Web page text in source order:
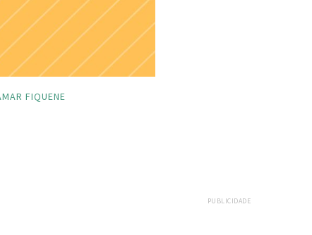
FIQUENE
PUBLICIDADE